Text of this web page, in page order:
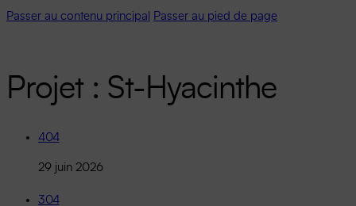
Passer au contenu principal Passer au pied de page
Projet : St-Hyacinthe
404
29 juin 2026
304